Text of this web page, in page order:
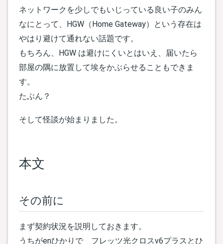
ネットワークを少しでもいじっている良い子のみん
なにとって、HGW（Home Gateway）という存在は
やはり避けて通れない話題です。
もちろん、HGW は避けにくいとはいえ、届いたら
部屋の隅に放置して埃をかぶらせることもできま
す。
たぶん？
そして怪談が始まりました。
本文
その前に
まず契約状況を説明しておきます。
うちがenひかりで フレッツ光クロスv6プラスとひ